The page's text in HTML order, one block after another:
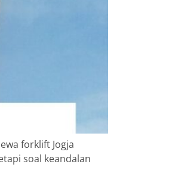
forklift Jogja
soal keandalan